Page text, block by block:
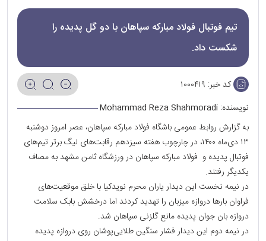
تیم‌ فوتبال فولاد مبارکه سپاهان با دو گل پدیده را
شکست داد.
کد خبر: ۱۰۰۰۴۱۹
نویسنده: Mohammad Reza Shahmoradi
به گزارش‌ روابط عمومی باشگاه فولاد مبارکه سپاهان، عصر امروز دوشنبه
۱۳ دی‌ماه ۱۴۰۰، در چارچوب هفته سیزدهم رقابت‌های لیگ برتر تیم‌های
فوتبال پدیده و فولاد مبارکه سپاهان در ورزشگاه ثامن مشهد به مصاف
یکدیگر رفتند.
در نیمه نخست این دیدار یاران محرم نویدکیا با خلق موقعیت‌های
فراوان بارها دروازه میزبان را تهدید کردند اما درخشش بابک سلامت
دروازه بان جوان پدیده مانع گلزنی سپاهان شد.
در نیمه دوم این دیدار فشار سنگین طلایی‌پوشان روی دروازه پدیده